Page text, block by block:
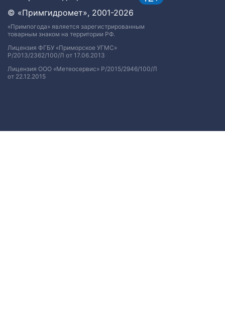
© «Примгидромет», 2001-2026
«Примпогода» является зарегистрированным
товарным знаком на территории РФ.
Лицензия ФГБУ «Приморское УГМС»
Р/2013/2362/100/Л от 17.06.2013
Лицензия ООО «Метеосервис» Р/2015/2946/100/Л
от 22.12.2015